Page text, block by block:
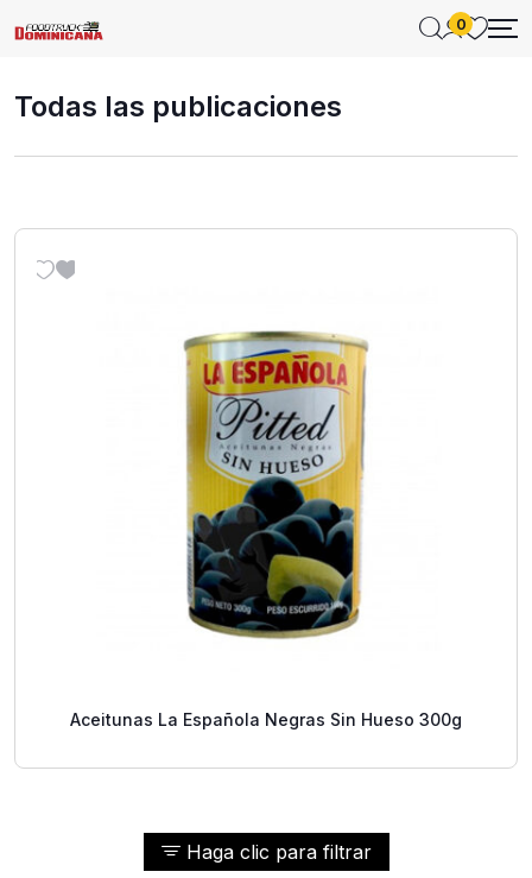
0
Todas las publicaciones
Haga clic para filtrar
Aceitunas La Española Negras Sin Hueso 300g